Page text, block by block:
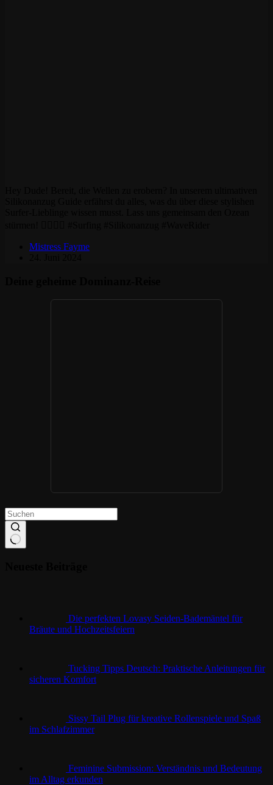
Mistress Fayme
Die perfekten Lovasy Seiden-Bademäntel für
Bräute und Hochzeitsfeiern
Tucking Tipps Deutsch: Praktische Anleitungen für
sicheren Komfort
Sissy Tail Plug für kreative Rollenspiele und Spaß
im Schlafzimmer
Feminine Submission: Verständnis und Bedeutung
im Alltag erkunden